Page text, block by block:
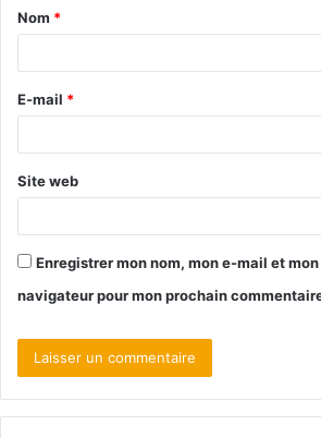
Nom *
E-mail *
Site web
Enregistrer mon nom, mon e-mail et
navigateur pour mon prochain